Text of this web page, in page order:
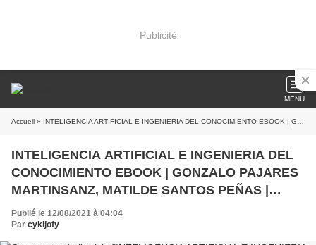
Publicité
MENU
Accueil » INTELIGENCIA ARTIFICIAL E INGENIERIA DEL CONOCIMIENTO EBOOK | GONZALO PAJARES MARTINSANZ, MATILDE SANTOS PEÑAS | Descargar libro PDF EPUB
INTELIGENCIA ARTIFICIAL E INGENIERIA DEL
CONOCIMIENTO EBOOK | GONZALO PAJARES
MARTINSANZ, MATILDE SANTOS PEÑAS |
Descargar libro PDF EPUB
Publié le 12/08/2021 à 04:04
Par cykijofy